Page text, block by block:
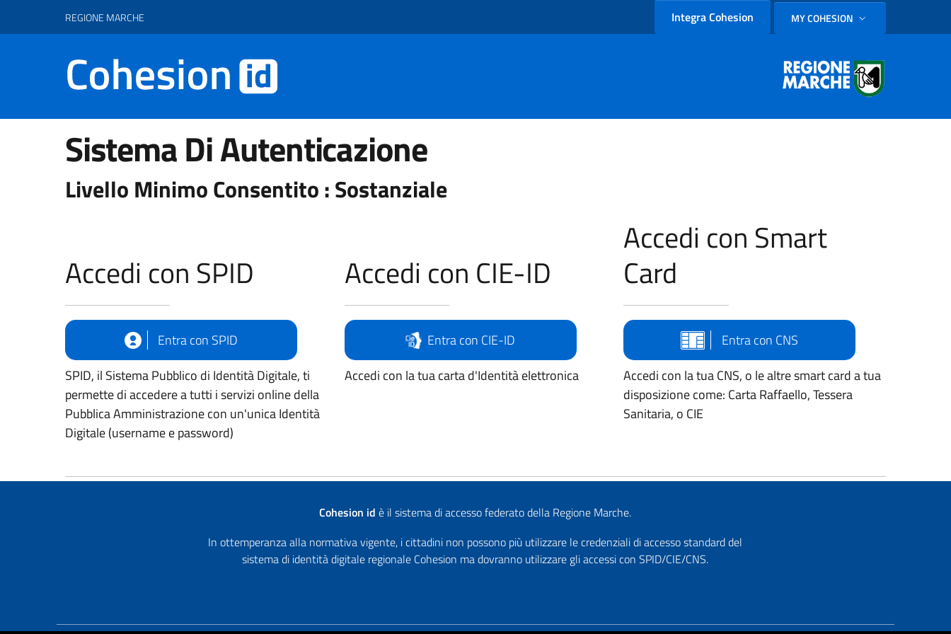
REGIONE MARCHE Integra Cohesion SELEZIONE LINGUA:
MY COHESION
Sistema Di Autenticazione
Livello Minimo Consentito : Sostanziale
Accedi con SPID
Entra con SPID
SPID, il Sistema Pubblico di Identità Digitale, ti
permette di accedere a tutti i servizi online della
Pubblica Amministrazione con un'unica Identità
Digitale (username e password)
Accedi con CIE-ID
Entra con CIE-ID
Accedi con la tua carta d'Identità elettronica
Accedi con Smart
Card
Entra con CNS
Accedi con la tua CNS, o le altre smart card a tua
disposizione come: Carta Raffaello, Tessera
Sanitaria, o CIE
Cohesion id è il sistema di accesso federato della Regione Marche.
In ottemperanza alla normativa vigente, i cittadini non possono più utilizzare le credenziali di accesso standard del
sistema di identità digitale regionale Cohesion ma dovranno utilizzare gli accessi con SPID/CIE/CNS.